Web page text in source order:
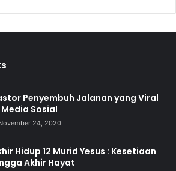
Penyembuh Jalanan yang Viral
Sosial
24, 2020
Hidup 12 Murid Yesus : Kesetiaan
Akhir Hayat